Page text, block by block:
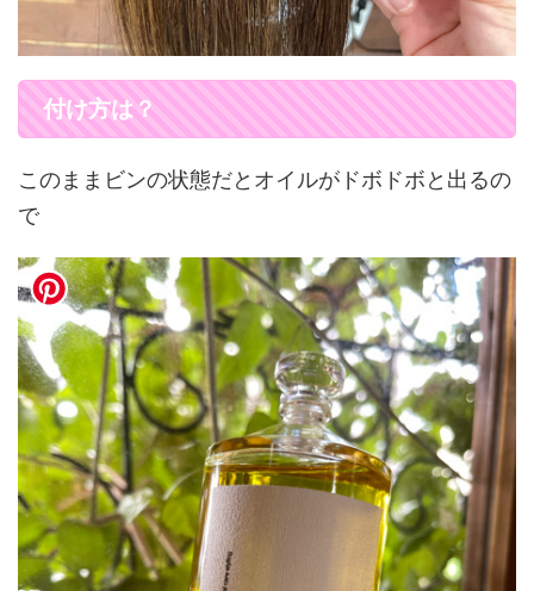
付け方は？
このままビンの状態だとオイルがドボドボと出るの
で